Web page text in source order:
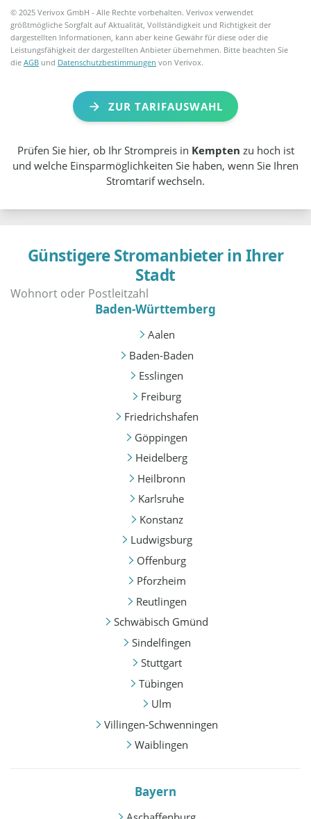
© 2025 Verivox GmbH - Alle Rechte vorbehalten. Verivox verwendet
größtmögliche Sorgfalt auf Aktualität, Vollständigkeit und Richtigkeit der
dargestellten Informationen, kann aber keine Gewähr für diese oder die
Leistungsfähigkeit der dargestellten Anbieter übernehmen. Bitte beachten Sie
dieAGB und Datenschutzbestimmungen von Verivox.
ZUR TARIFAUSWAHL
Prüfen Sie hier, ob Ihr Strompreis in Kempten zu hoch ist
und welche Einsparmöglichkeiten Sie haben, wenn Sie Ihren
Stromtarif wechseln.
Günstigere Stromanbieter in Ihrer
Stadt
Baden-Württemberg
Aalen
Baden-Baden
Esslingen
Freiburg
Friedrichshafen
Göppingen
Heidelberg
Heilbronn
Karlsruhe
Konstanz
Ludwigsburg
Offenburg
Pforzheim
Reutlingen
Schwäbisch Gmünd
Sindelfingen
Stuttgart
Tübingen
Ulm
Villingen-Schwenningen
Waiblingen
Bayern